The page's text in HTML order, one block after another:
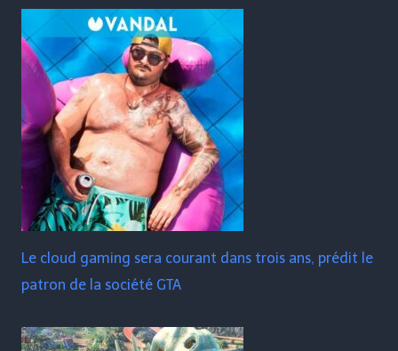
Le cloud gaming sera courant dans trois ans, prédit le
patron de la société GTA